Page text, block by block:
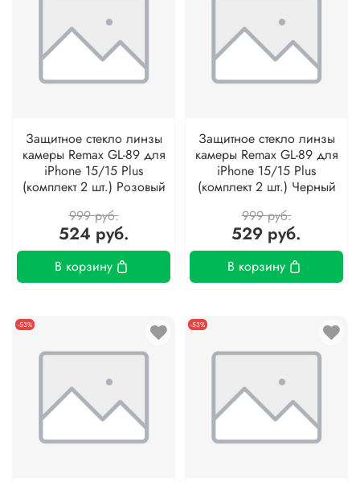
Защитное стекло линзы
камеры Remax GL-89 для
iPhone 15/15 Plus
(комплект 2 шт.) Розовый
999 руб.
524 руб.
В корзину
Защитное стекло линзы
камеры Remax GL-89 для
iPhone 15/15 Plus
(комплект 2 шт.) Черный
999 руб.
529 руб.
В корзину
-53% -53%